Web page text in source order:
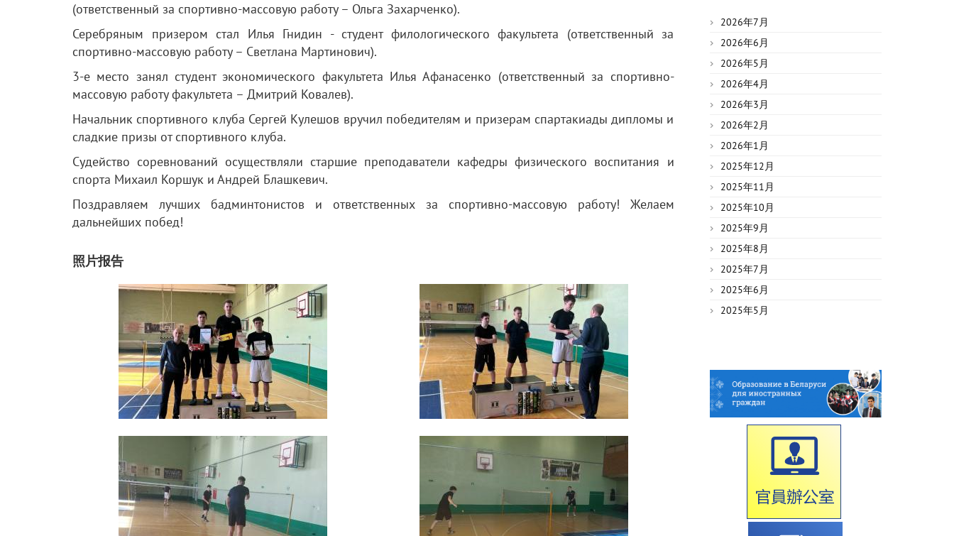
(ответственный за спортивно-массовую работу – Ольга Захарченко).
Серебряным призером стал Илья Гнидин - студент филологического факультета (ответственный за
спортивно-массовую работу – Светлана Мартинович).
3-е место занял студент экономического факультета Илья Афанасенко (ответственный за спортивно-
массовую работу факультета – Дмитрий Ковалев).
Начальник спортивного клуба Сергей Кулешов вручил победителям и призерам спартакиады дипломы и
сладкие призы от спортивного клуба.
Судейство соревнований осуществляли старшие преподаватели кафедры физического воспитания и
спорта Михаил Коршук и Андрей Блашкевич.
Поздравляем лучших бадминтонистов и ответственных за спортивно-массовую работу! Желаем
дальнейших побед!
照片报告
2026年7月
2026年6月
2026年5月
2026年4月
2026年3月
2026年2月
2026年1月
2025年12月
2025年11月
2025年10月
2025年9月
2025年8月
2025年7月
2025年6月
2025年5月